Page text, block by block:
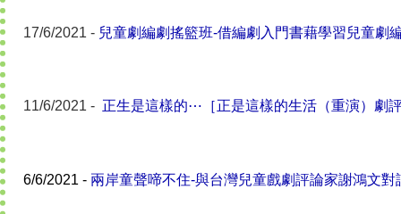
17/6/2021 - 兒童劇編劇搖籃班-借編劇入門書藉學習兒童劇
11/6/2021 - 正生是這樣的⋯［正是這樣的生活（重演）劇
6/6/2021 - 兩岸童聲啼不住-與台灣兒童戲劇評論家謝鴻文對